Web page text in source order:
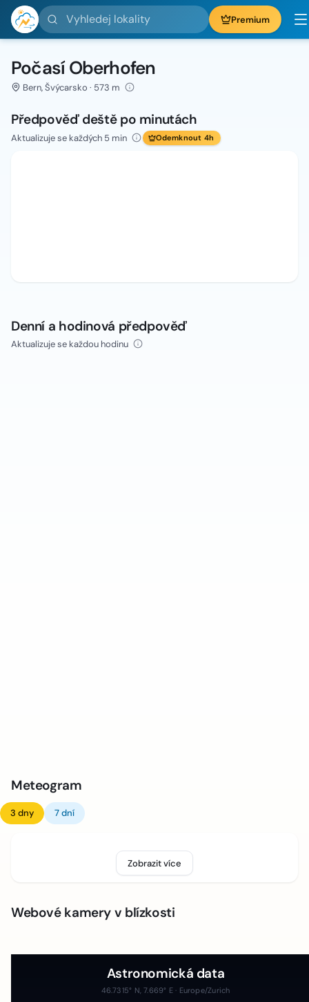
Vyhledej lokality Premium
Počasí Oberhofen
Bern, Švýcarsko · 573 m
Předpověď deště po minutách
Aktualizuje se každých 5 min Odemknout 4h
Denní a hodinová předpověď
Aktualizuje se každou hodinu
Meteogram
3 dny 7 dní
Zobrazit více
Webové kamery v blízkosti
Astronomická data
46.7315° N, 7.669° E · Europe/Zurich